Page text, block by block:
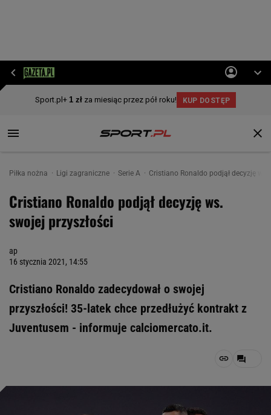
Piłka nożna Ligi zagraniczne Serie A Cristiano Ronaldo podjął decyzję ws.
Cristiano Ronaldo podjął decyzję ws.
swojej przyszłości
ap
16 stycznia 2021, 14:55
Cristiano Ronaldo zadecydował o swojej
przyszłości! 35-latek chce przedłużyć kontrakt z
Juventusem - informuje calciomercato.it.